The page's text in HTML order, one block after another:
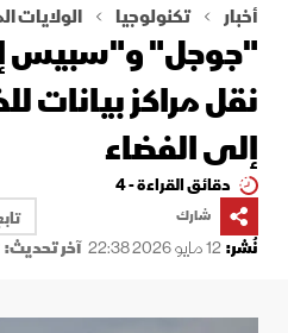
أخبار تكنولوجيا الولايات
"جوجل" و"سبيس
نقل مراكز بيانات
إلى الفضاء
دقائق القراءة - 4
شارك
نُشر:12 مايو 2026 22:38 آخر تحديث: